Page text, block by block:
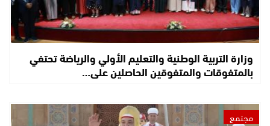
وزارة التربية الوطنية والتعليم الأولي والرياضة تحتفي
بالمتفوقات والمتفوقين الحاصلين على…
مجتمع